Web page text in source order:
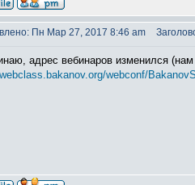
Пн Мар 27, 2017 8:46 am
адрес вебинаров изменился
webconf/